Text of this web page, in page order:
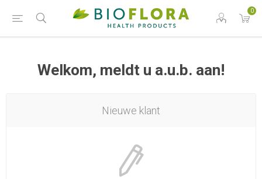
0
Welkom, meldt u a.u.b. aan!
Nieuwe klant